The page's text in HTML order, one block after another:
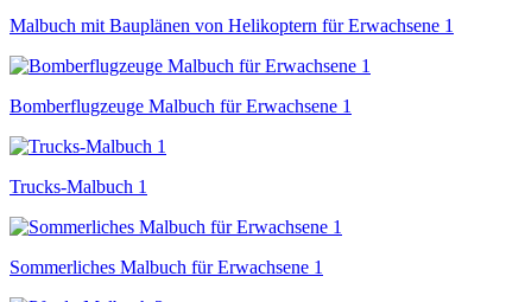
Malbuch mit Bauplänen von Helikoptern für Erwachsene 1
Bomberflugzeuge Malbuch für Erwachsene 1
Trucks-Malbuch 1
Sommerliches Malbuch für Erwachsene 1